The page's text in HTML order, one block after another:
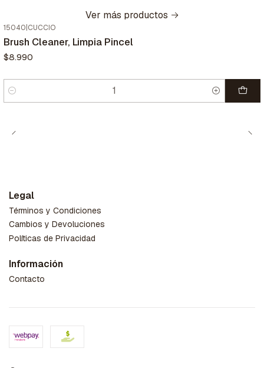
Ver más productos
15040 CUCCIO
Brush Cleaner, Limpia Pincel
$8.990
Cantidad
Legal
Términos y Condiciones
Cambios y Devoluciones
Políticas de Privacidad
Información
Contacto